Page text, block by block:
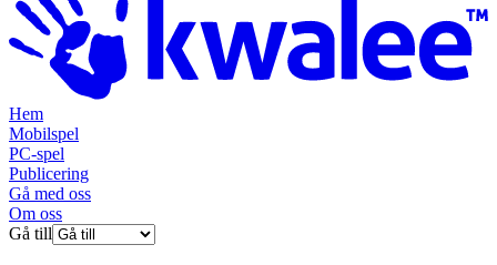
Hem
Mobilspel
PC-spel
Publicering
Gå med oss
Om oss
Gå till